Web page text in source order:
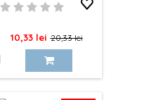
Pret
10,33 lei Pret
de
baza
20,33 lei